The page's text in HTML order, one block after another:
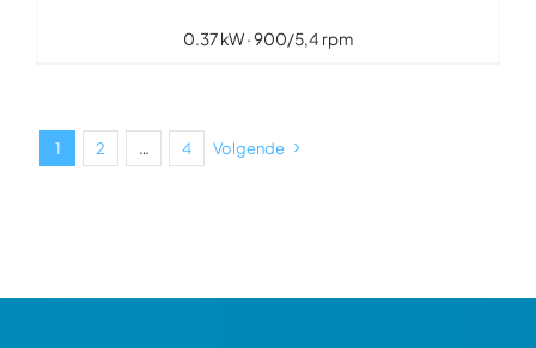
0.37 kW · 900/5,4 rpm
1 2 … 4 Volgende